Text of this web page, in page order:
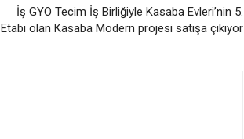
İş GYO Tecim İş Birliğiyle Kasaba Evleri’nin 5.
Etabı olan Kasaba Modern projesi satışa çıkıyor